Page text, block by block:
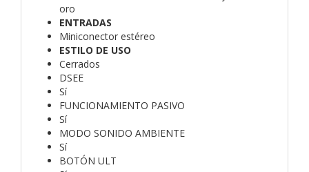
oro
ENTRADAS
Miniconector estéreo
ESTILO DE USO
Cerrados
DSEE
Sí
FUNCIONAMIENTO PASIVO
Sí
MODO SONIDO AMBIENTE
Sí
BOTÓN ULT